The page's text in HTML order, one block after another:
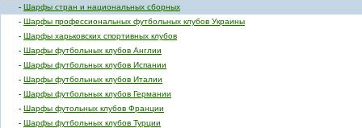
- Шарфы стран и национальных сборных
- Шарфы профессиональных футбольных клубов Украины
- Шарфы харьковских спортивных клубов
- Шарфы футбольных клубов Англии
- Шарфы футбольных клубов Испании
- Шарфы футбольных клубов Италии
- Шарфы футбольных клубов Германии
- Шарфы футольных клубов Франции
- Шарфы футбольных клубов Турции